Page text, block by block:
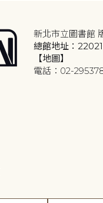
新北市立圖書館
總館地址：
【地圖】
電話：02-